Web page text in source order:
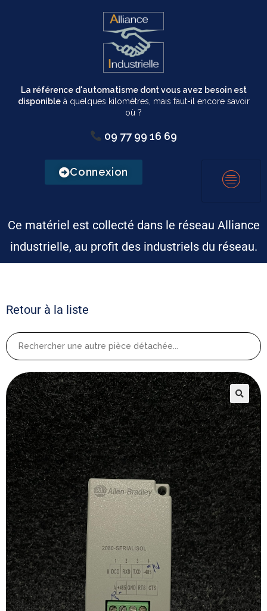
La référence d'automatisme dont vous avez besoin est
disponibleà quelques kilomètres, mais faut-il encore savoir
où ?
09 77 99 16 69
Connexion
Ce matériel est collecté dans le réseau Alliance
industrielle, au profit des industriels du réseau.
Retour à la liste